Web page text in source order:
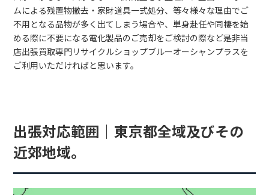
ムによる残置物撤去・家財道具一式処分、等々様々な理由でご
不用となる品物が多く出てしまう場合や、単身赴任や同棲を始
める際に不要になる電化製品のご売却をご検討の際など是非当
店出張買取専門リサイクルショップブルーオーシャンプラスを
ご利用いただければと思います。
出張対応範囲｜東京都全域及びその
近郊地域。